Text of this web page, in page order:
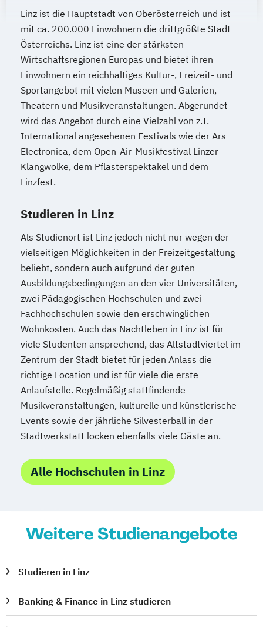
Innovation and Entrepreneurship (DE/EN)
International Healthcare Management
(DE/EN)
International Management (DE/EN)
Internationales Marketing
Journalismus und digitale Kommunikation
Kindheitspädagogik
Kindheitspädagogik für Erzieher:innen
Kommunikationsdesign
Kommunikationspsychologie
Kultur- und Medienpädagogik
Machine Learning (EN)
Marketing und digitale Medien
Marketingmanagement Maschinenbau
Master of Business Administration (DE/EN)
Mechatronik
Mediation und Konfliktmanagement
Mediendesign Medieninformatik
Medienmanagement
Medizinische Informatik Medizintechnik
Modemanagement
Nachhaltiges Management New Work
Online Marketing
Online Marketing (DE/EN)
Personalentwicklung
Personalmanagement
Product Management (DE/EN)
Projektmanagement (DE/EN)
Psychologie Public Health
Public Management
Linz ist die Hauptstadt von Oberösterreich und ist
mit ca. 200.000 Einwohnern die drittgrößte Stadt
Österreichs. Linz ist eine der stärksten
Wirtschaftsregionen Europas und bietet ihren
Einwohnern ein reichhaltiges Kultur-, Freizeit- und
Sportangebot mit vielen Museen und Galerien,
Theatern und Musikveranstaltungen. Abgerundet
wird das Angebot durch eine Vielzahl von z.T.
International angesehenen Festivals wie der Ars
Electronica, dem Open-Air-Musikfestival Linzer
Klangwolke, dem Pflasterspektakel und dem
Linzfest.
Studieren in Linz
Als Studienort ist Linz jedoch nicht nur wegen der
vielseitigen Möglichkeiten in der Freizeitgestaltung
beliebt, sondern auch aufgrund der guten
Ausbildungsbedingungen an den vier Universitäten,
zwei Pädagogischen Hochschulen und zwei
Fachhochschulen sowie den erschwinglichen
Wohnkosten. Auch das Nachtleben in Linz ist für
viele Studenten ansprechend, das Altstadtviertel im
Zentrum der Stadt bietet für jeden Anlass die
richtige Location und ist für viele die erste
Anlaufstelle. Regelmäßig stattfindende
Musikveranstaltungen, kulturelle und künstlerische
Events sowie der jährliche Silvesterball in der
Stadtwerkstatt locken ebenfalls viele Gäste an.
Alle Hochschulen in Linz
Weitere Studienangebote
Studieren in Linz
Banking & Finance in Linz studieren